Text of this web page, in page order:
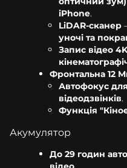
iPhone.
LiDAR-сканер
уночі та
Запис відео
Фронтальна 12
Автофокус
відеодзвінків.
Функція
Акумулятор
До 29 годин